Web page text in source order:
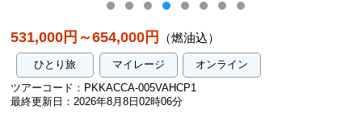
531,000円～654,000円 （燃油込）
ひとり旅 マイレージ
オンライン
ツアーコード：PKKACCA-005VAHCP1
最終更新日：2026年8月8日02時06分